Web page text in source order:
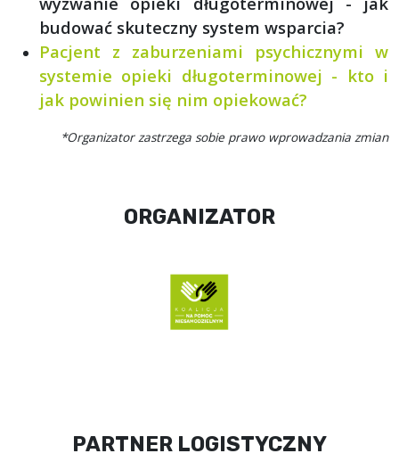
budować skuteczny system wsparcia?
Pacjent z zaburzeniami psychicznymi w
systemie opieki długoterminowej - kto i
jak powinien się nim opiekować?
*Organizator zastrzega sobie prawo wprowadzania zmian
ORGANIZATOR
PARTNER LOGISTYCZNY